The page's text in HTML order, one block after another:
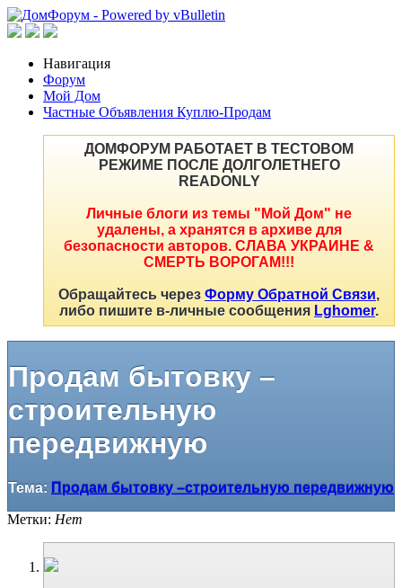
Навигация
Форум
Мой Дом
Частные Объявления Куплю-Продам
ДОМФОРУМ РАБОТАЕТ В ТЕСТОВОМ
РЕЖИМЕ ПОСЛЕ ДОЛГОЛЕТНЕГО
READONLY
Личные блоги из темы "Мой Дом" не
удалены, а хранятся в архиве для
безопасности авторов. СЛАВА УКРАИНЕ &
СМЕРТЬ ВОРОГАМ!!!
Обращайтесь через Форму Обратной Связи,
либо пишите в-личные сообщения Lghomer.
Продам бытовку –
строительную
передвижную
Тема: Продам бытовку –строительную передвижную
Метки: Нет